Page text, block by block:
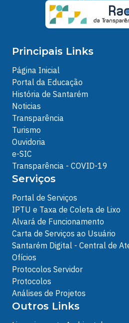
Principais Links
Página Inicial
Portal da Educação
História de Santarém
Noticias
Transparência
Turismo
Ouvidoria
e-SIC
Transparência - COVID-19
Serviços
Portal de Serviços
IPTU e Taxa de Coleta de Lixo
Alvará de Funcionamento
Carta de Serviços ao Usuário
Santarém Digital - Central de
Ofícios
Protocolos Servidor
Protocolos
Análises de Projetos
Outros Links